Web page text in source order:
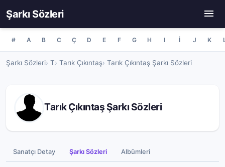
Şarkı Sözleri
# A B C Ç D E F G H I İ J K
Şarkı Sözleri T Tarık Çıkıntaş Tarık Çıkıntaş Şarkı Sözleri
Tarık Çıkıntaş Şarkı Sözleri
Sanatçı Detay Şarkı Sözleri Albümleri